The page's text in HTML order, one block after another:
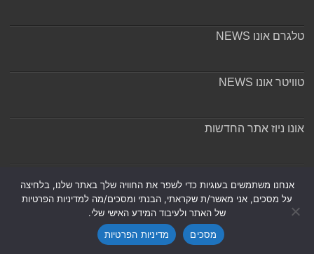
טלגרם אונו NEWS
טוויטר אונו NEWS
אונו ניוז אתר החדשות
אנחנו משתמשים בעוגיות כדי לשפר את החוויה שלך באתר שלנו, בלחיצה
על מסכים, אני מאשר/ת שקראתי, הבנתי ומסכים/מה למדיניות הפרטיות
של האתר ולעיבוד המידע האישי שלי.
מסכים
מדיניות הפרטיות